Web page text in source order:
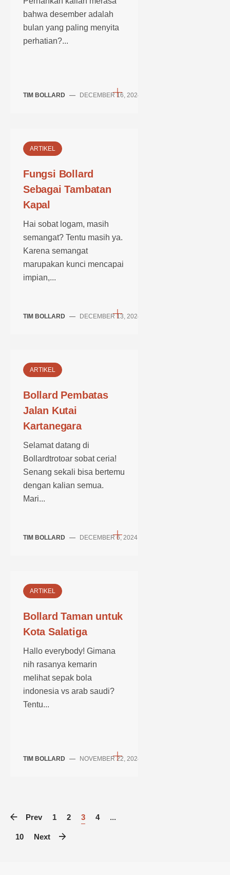
bahwa desember adalah
bulan yang paling menyita
perhatian?...
TIM BOLLARD — DECEMBER 16, 2024
ARTIKEL
Fungsi Bollard
Sebagai Tambatan
Kapal
Hai sobat logam, masih
semangat? Tentu masih ya.
Karena semangat
marupakan kunci mencapai
impian,...
TIM BOLLARD — DECEMBER 13, 2024
ARTIKEL
Bollard Pembatas
Jalan Kutai
Kartanegara
Selamat datang di
Bollardtrotoar sobat ceria!
Senang sekali bisa bertemu
dengan kalian semua.
Mari...
TIM BOLLARD — DECEMBER 6, 2024
ARTIKEL
Bollard Taman untuk
Kota Salatiga
Hallo everybody! Gimana
nih rasanya kemarin
melihat sepak bola
indonesia vs arab saudi?
Tentu...
TIM BOLLARD — NOVEMBER 22, 2024
Prev 1 2 3 4 ...
10 Next